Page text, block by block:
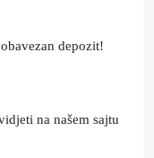
depozit!
na našem sajtu